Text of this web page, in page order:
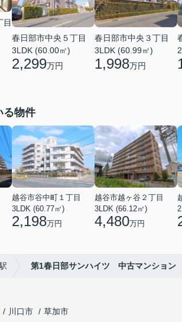
目
春日部市中央５丁目
3LDK (60.00㎡)
2,299万円
春日部市中央３丁目
3LDK (60.99㎡)
1,998万円
る物件
越谷市谷中町１丁目
3LDK (60.77㎡)
2,198万円
越谷市越ヶ谷２丁目
3LDK (66.12㎡)
4,480万円
第1春日部サンハイツ 中古マンション
川口市
草加市